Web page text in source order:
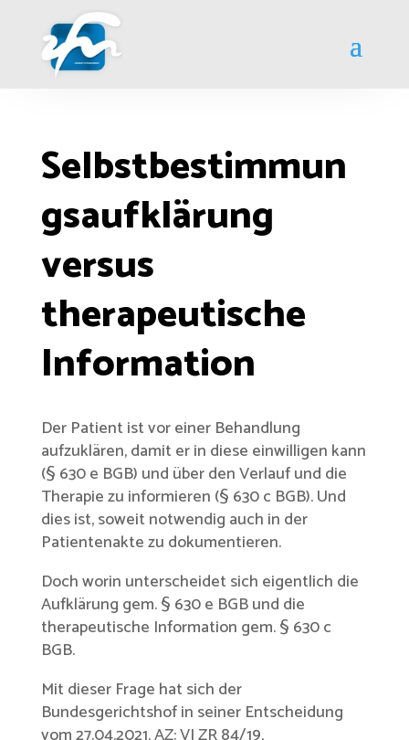
Selbstbestimmun
gsaufklärung
versus
therapeutische
Information
Der Patient ist vor einer Behandlung
aufzuklären, damit er in diese einwilligen kann
(§ 630 e BGB) und über den Verlauf und die
Therapie zu informieren (§ 630 c BGB). Und
dies ist, soweit notwendig auch in der
Patientenakte zu dokumentieren.
Doch worin unterscheidet sich eigentlich die
Aufklärung gem. § 630 e BGB und die
therapeutische Information gem. § 630 c
BGB.
Mit dieser Frage hat sich der
Bundesgerichtshof in seiner Entscheidung